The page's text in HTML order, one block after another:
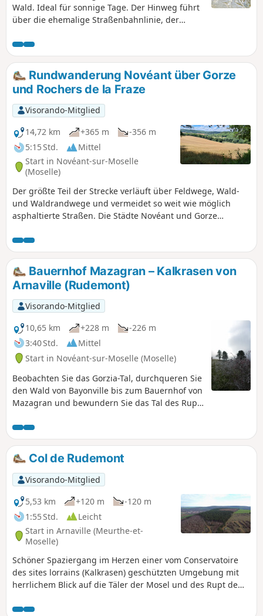
Wald. Ideal für sonnige Tage. Der Hinweg führt
über die ehemalige Straßenbahnlinie, der
Rundwanderung Novéant über Gorze
und Rochers de la Fraze
Visorando-Mitglied
14,72 km
+365 m
-356 m
5:15 Std.
Mittel
Start in Novéant-sur-Moselle
(Moselle)
Der größte Teil der Strecke verläuft über Feldwege, Wald-
und Waldrandwege und vermeidet so weit wie möglich
asphaltierte Straßen. Die Städte Novéant und Gorze
Anwesenheit von Baumeistern seit langer Zeit.
Bauernhof Mazagran – Kalkrasen von
Arnaville (Rudemont)
Visorando-Mitglied
10,65 km
+228 m
-226 m
3:40 Std.
Mittel
Start in Novéant-sur-Moselle (Moselle)
Beobachten Sie das Gorzia-Tal, durchqueren Sie
den Wald von Bayonville bis zum Bauernhof von
Mazagran und bewundern Sie das Tal des Rupt
Rudemont aus.
Col de Rudemont
Visorando-Mitglied
5,53 km
+120 m
-120 m
1:55 Std.
Leicht
Start in Arnaville (Meurthe-et-
Moselle)
Schöner Spaziergang im Herzen einer vom Conservatoire
des sites lorrains (Kalkrasen) geschützten Umgebung mit
herrlichem Blick auf die Täler der Mosel und des Rupt de